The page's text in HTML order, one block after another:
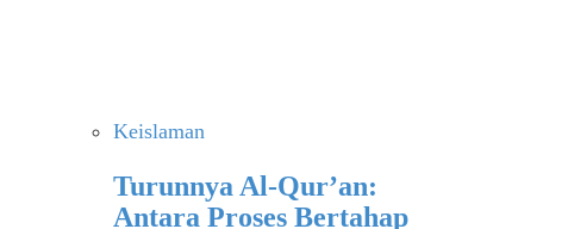
Keislaman
Turunnya Al-Qur’an:
Antara Proses Bertahap